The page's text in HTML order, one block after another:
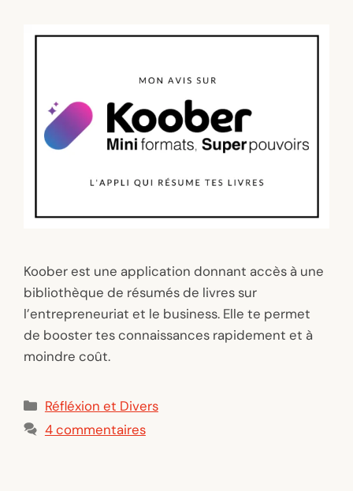
Koober est une application donnant accès à une
bibliothèque de résumés de livres sur
l’entrepreneuriat et le business. Elle te permet
de booster tes connaissances rapidement et à
moindre coût.
Catégories
Réfléxion et Divers
4 commentaires